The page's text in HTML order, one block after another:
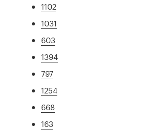
1102
1031
603
1394
797
1254
668
163